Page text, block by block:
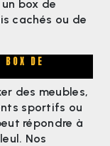
box de
cachés ou de
DE
des meubles,
sportifs ou
répondre à
Nos